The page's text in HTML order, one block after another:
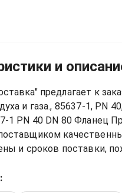
и
предлагает к
и газа., 85637-1, PN
1 PN 40 DN 80 Фланец
и сроков поставки,